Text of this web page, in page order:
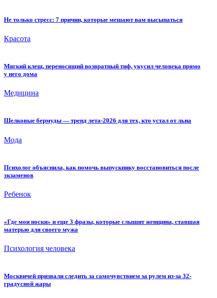
Не только стресс: 7 причин, которые мешают вам высыпаться
Красота
Мягкий клещ, переносящий возвратный тиф, укусил человека прямо
у него дома
Медицина
Шелковые бермуды — тренд лета-2026 для тех, кто устал от льна
Мода
Психолог объяснила, как помочь выпускнику восстановиться после
экзаменов
Ребенок
«Где мои носки» и еще 3 фразы, которые слышит женщина, ставшая
матерью для своего мужа
Психология человека
Москвичей призвали следить за самочувствием за рулем из-за 32-
градусной жары